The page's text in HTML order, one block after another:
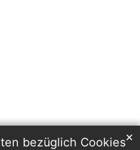
bezüglich Cookies✕